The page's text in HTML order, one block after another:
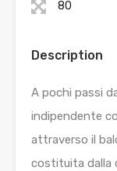
80
Description
A pochi passi
indipendente
attraverso il
costituita dalla